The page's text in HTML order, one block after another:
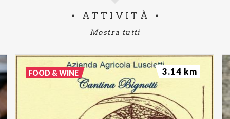
ATTIVITÀ
Mostra tutti
FOOD & WINE 3.14 km